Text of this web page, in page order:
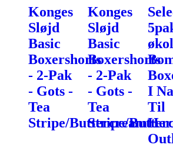
Konges
Sløjd
Basic
Boxershorts
- 2-Pak
- Gots -
Tea
Stripe/Buttercream
Konges
Sløjd
Basic
Boxershorts
- 2-Pak
- Gots -
Tea
Stripe/
I
Til